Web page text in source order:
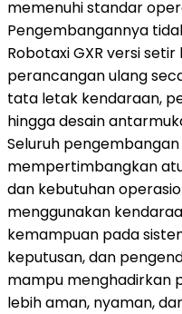
memenuhi standar
Pengembangannya
Robotaxi GXR versi
perancangan ulang
tata letak kendaraan,
hingga desain
Seluruh
mempertimbangkan
dan kebutuhan
menggunakan
kemampuan pada
keputusan, dan
mampu menghadirkan
lebih aman, nyaman,